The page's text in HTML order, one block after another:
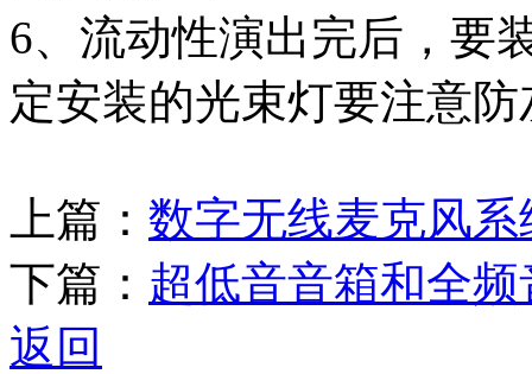
6、流动性演出完后，要
定安装的光束灯要注意
上篇： 数字无线麦克风
下篇： 超低音音箱和全
返回